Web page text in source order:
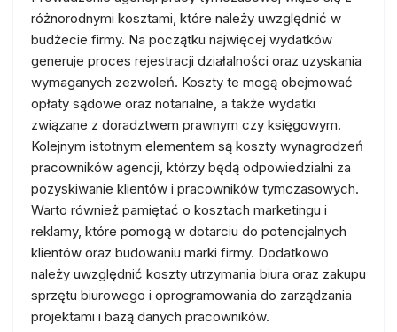
różnorodnymi kosztami, które należy uwzględnić w
budżecie firmy. Na początku najwięcej wydatków
generuje proces rejestracji działalności oraz uzyskania
wymaganych zezwoleń. Koszty te mogą obejmować
opłaty sądowe oraz notarialne, a także wydatki
związane z doradztwem prawnym czy księgowym.
Kolejnym istotnym elementem są koszty wynagrodzeń
pracowników agencji, którzy będą odpowiedzialni za
pozyskiwanie klientów i pracowników tymczasowych.
Warto również pamiętać o kosztach marketingu i
reklamy, które pomogą w dotarciu do potencjalnych
klientów oraz budowaniu marki firmy. Dodatkowo
należy uwzględnić koszty utrzymania biura oraz zakupu
sprzętu biurowego i oprogramowania do zarządzania
projektami i bazą danych pracowników.